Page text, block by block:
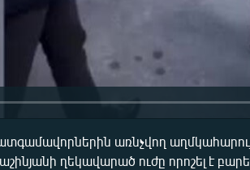
առնչվող
ղեկավարած ուժը որոշել է